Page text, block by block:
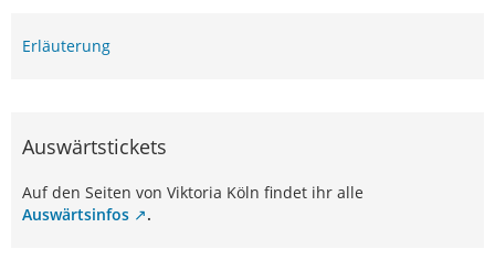
Erläuterung
Auswärtstickets
Auf den Seiten von Viktoria Köln findet ihr alle
Auswärtsinfos
.